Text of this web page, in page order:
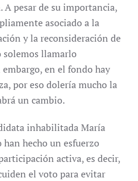
A pesar de su importancia,
asociado a la
y la reconsideración de
solemos llamarlo
en el fondo hay
por eso dolería mucho la
un cambio.
inhabilitada María
hecho un esfuerzo
activa, es decir,
el voto para evitar